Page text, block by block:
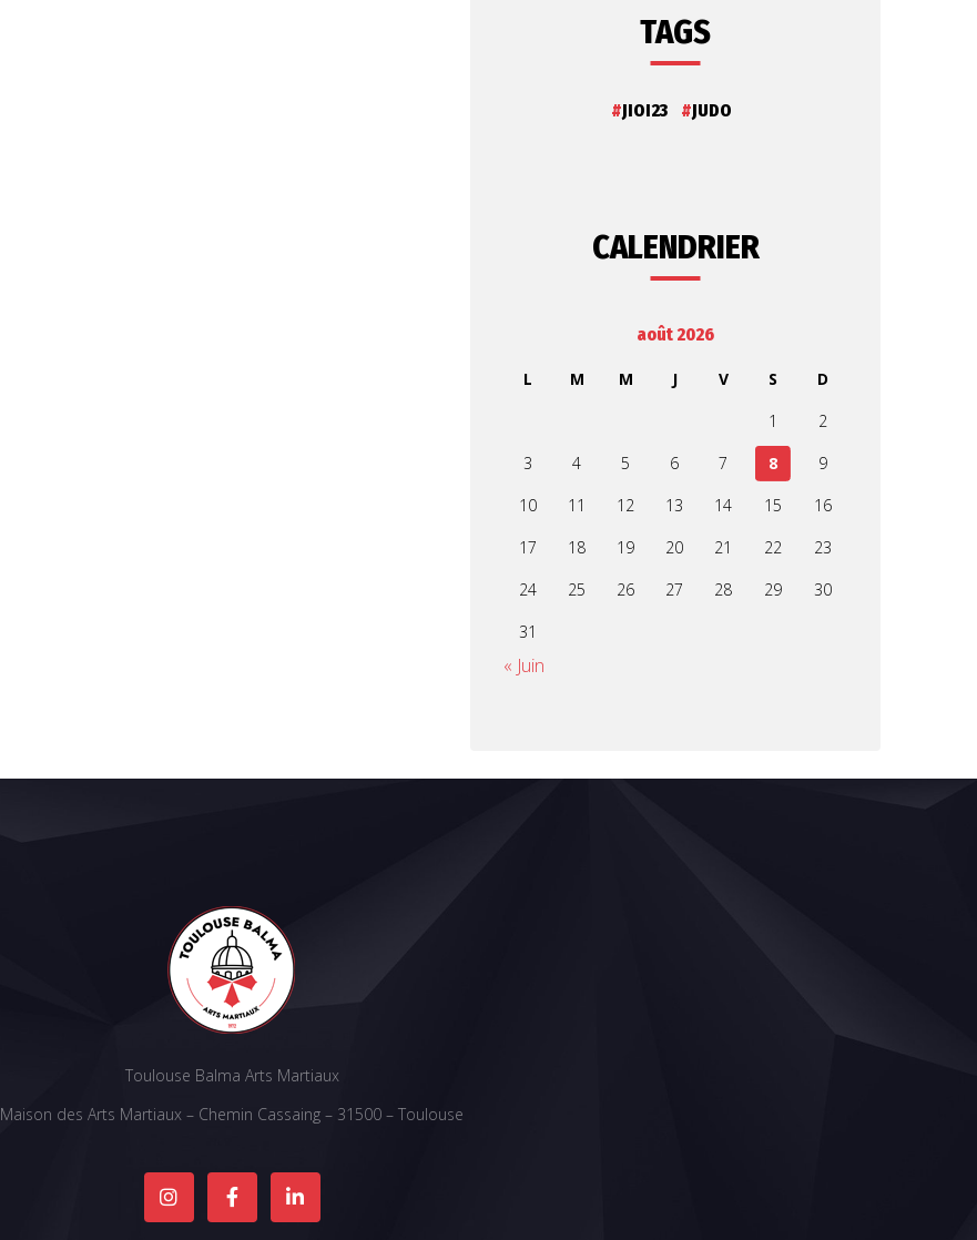
TAGS
JIOI23 JUDO
CALENDRIER
août 2026
L M M J V S
D
1
2
3
4 5 6 7 8
9
10
11 12 13 14 15
16
17
18 19 20 21 22
23
24
25 26 27 28 29
30
31
« Juin
Toulouse Balma Arts Martiaux
Maison des Arts Martiaux – Chemin Cassaing – 31500 – Toulouse